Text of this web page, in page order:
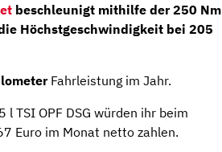
beschleunigt mithilfe der 250 Nm
Höchstgeschwindigkeit bei 205
Fahrleistung im Jahr.
l TSI OPF DSG würden ihr beim
Euro im Monat netto zahlen.